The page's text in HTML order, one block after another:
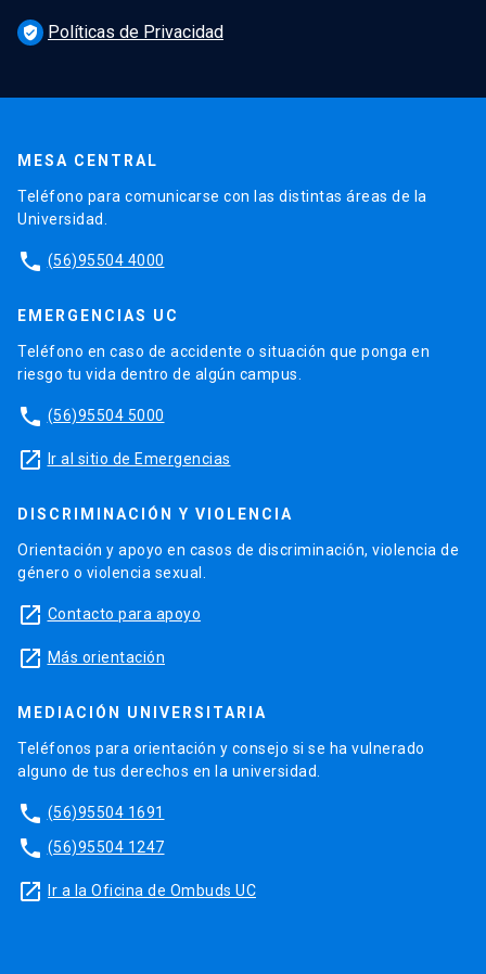
verified_user Políticas de Privacidad
MESA CENTRAL
Teléfono para comunicarse con las distintas áreas de la
Universidad.
phone (56)95504 4000
EMERGENCIAS UC
Teléfono en caso de accidente o situación que ponga en
riesgo tu vida dentro de algún campus.
phone (56)95504 5000
launch Ir al sitio de Emergencias
DISCRIMINACIÓN Y VIOLENCIA
Orientación y apoyo en casos de discriminación, violencia de
género o violencia sexual.
launch Contacto para apoyo
launch Más orientación
MEDIACIÓN UNIVERSITARIA
Teléfonos para orientación y consejo si se ha vulnerado
alguno de tus derechos en la universidad.
phone (56)95504 1691
phone (56)95504 1247
launch Ir a la Oficina de Ombuds UC